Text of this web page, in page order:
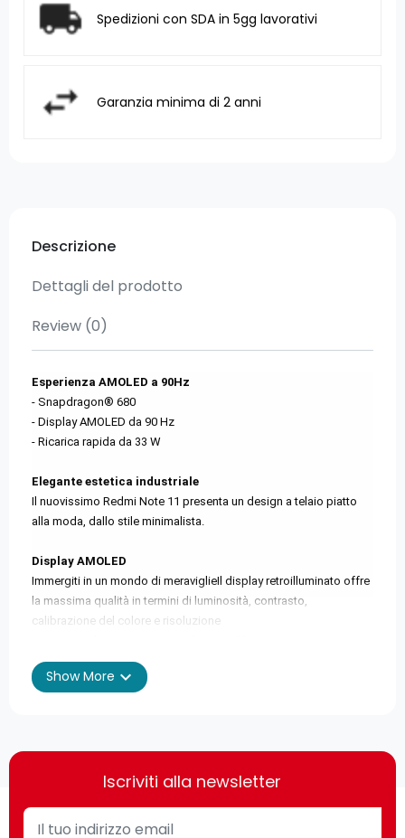
Spedizioni con SDA in 5gg lavorativi
Garanzia minima di 2 anni
Descrizione
Dettagli del prodotto
Review (0)
Esperienza AMOLED a 90Hz
- Snapdragon® 680
- Display AMOLED da 90 Hz
- Ricarica rapida da 33 W
Elegante estetica industriale
Il nuovissimo Redmi Note 11 presenta un design a telaio piatto
alla moda, dallo stile minimalista.
Display AMOLED
Immergiti in un mondo di meraviglieIl display retroilluminato offre
la massima qualità in termini di luminosità, contrasto,
calibrazione del colore e risoluzione
Display e touchscreen nitidi
Show More expand_more
Iscriviti alla newsletter